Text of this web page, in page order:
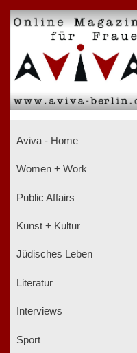
Aviva - Home
Women + Work
Public Affairs
Kunst + Kultur
Jüdisches Leben
Literatur
Interviews
Sport